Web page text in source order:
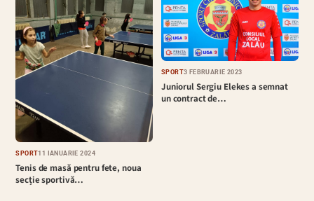
SPORT11 IANUARIE 2024
Tenis de masă pentru fete, noua
secție sportivă…
SPORT3 FEBRUARIE 2023
Juniorul Sergiu Elekes a semnat
un contract de…